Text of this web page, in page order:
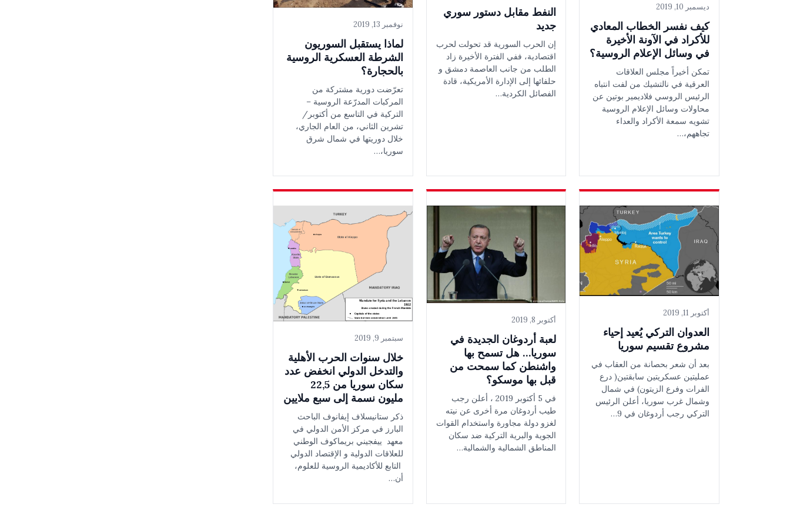
ديسمبر 10, 2019
كيف نفسر الخطاب المعادي
للأكراد في الآونة الأخيرة
في وسائل الإعلام الروسية؟
تمكن أخيراً مجلس العلاقات
العرقية في نالتشيك من لفت انتباه
الرئيس الروسي فلاديمير بوتين عن
محاولات وسائل الإعلام الروسية
تشويه سمعة الأكراد والعداء
تجاههم،…
النفط مقابل دستور سوري
جديد
إن الحرب السورية قد تحولت لحرب
اقتصادية، ففي الفترة الأخيرة زاد
الطلب من جانب العاصمة دمشق و
حلفائها إلى الإدارة الأمريكية، قادة
الفصائل الكردية…
نوفمبر 13, 2019
لماذا يستقبل السوريون
الشرطة العسكرية الروسية
بالحجارة؟
تعرّضت دورية مشتركة من
المركبات المدرّعة الروسية –
التركية في التاسع من أكتوبر/
تشرين الثاني، من العام الجاري،
خلال دوريتها في شمال شرق
سوريا،…
أكتوبر 11, 2019
العدوان التركي يُعيد إحياء
مشروع تقسيم سوريا
بعد أن شعر بحصانة من العقاب في
عمليتين عسكريتين سابقتين( درع
الفرات وفرع الزيتون) في شمال
وشمال غرب سوريا، أعلن الرئيس
التركي رجب أردوغان في 9…
أكتوبر 8, 2019
لعبة أردوغان الجديدة في
سوريا… هل تسمح بها
واشنطن كما سمحت من
قبل بها موسكو؟
في 5 أكتوبر 2019 ، أعلن رجب
طيب أردوغان مرة أخرى عن نيته
لغزو دولة مجاورة واستخدام القوات
الجوية والبرية التركية ضد سكان
المناطق الشمالية والشمالية…
سبتمبر 9, 2019
خلال سنوات الحرب الأهلية
والتدخل الدولي انخفض عدد
سكان سوريا من 22,5
مليون نسمة إلى سبع ملايين
ذكر ستانيسلاف إيفانوف الباحث
البارز في مركز الأمن الدولي في
معهد ييفجيني بريماكوف الوطني
للعلاقات الدولية و الإقتصاد الدولي
التابع للأكاديمية الروسية للعلوم،
أن…